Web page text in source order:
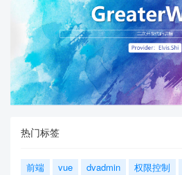
热门标签
前端 vue dvadmin 权限控制